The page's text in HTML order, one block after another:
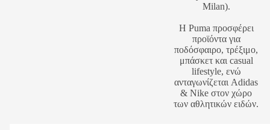
Milan).
Η Puma προσφέρει
προϊόντα για
ποδόσφαιρο, τρέξιμο,
μπάσκετ και casual
lifestyle, ενώ
ανταγωνίζεται Adidas
& Nike στον χώρο
των αθλητικών ειδών.